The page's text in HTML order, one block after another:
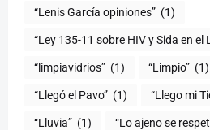
“Lenis García opiniones” (1)
“Ley 135-11 sobre HIV y Sida en el
“limpiavidrios” (1) “Limpio” (1)
“Llegó el Pavo” (1) “Llego mi
“Lluvia” (1) “Lo ajeno se